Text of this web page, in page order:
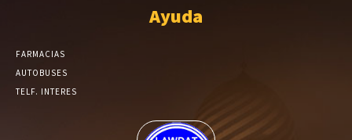
Ayuda
FARMACIAS
AUTOBUSES
TELF. INTERES